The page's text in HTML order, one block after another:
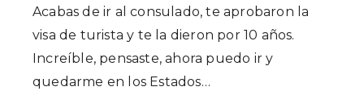
Acabas de ir al consulado, te aprobaron la
visa de turista y te la dieron por 10 años.
Increíble, pensaste, ahora puedo ir y
quedarme en los Estados…